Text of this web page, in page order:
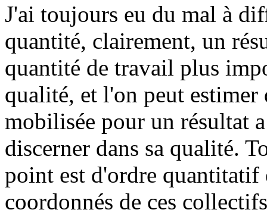
J'ai toujours eu du mal à
quantité, clairement, un
quantité de travail plus
qualité, et l'on peut
mobilisée pour un résultat
discerner dans sa qualité.
point est d'ordre quantitatif
coordonnés de ces